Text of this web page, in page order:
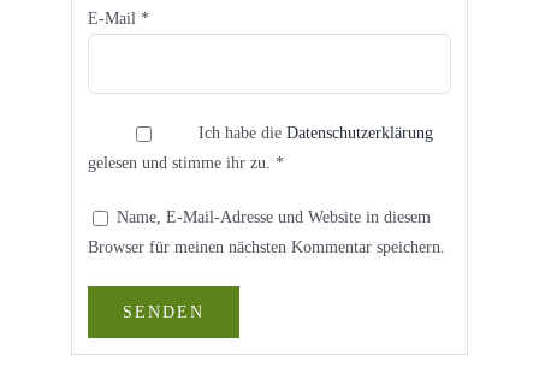
E-Mail *
Ich habe die Datenschutzerklärung
gelesen und stimme ihr zu. *
Name, E-Mail-Adresse und Website in diesem
Browser für meinen nächsten Kommentar speichern.